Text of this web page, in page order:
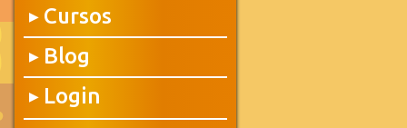
▶ Cursos
▶ Blog
▶ Login